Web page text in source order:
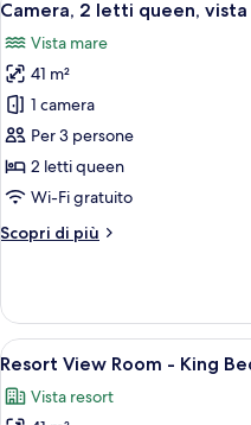
Queen
Beds
View
-
2
Queen
Beds
tutte
le
foto
per
Camera,
2
letti
vista
7
Camera, 2 letti queen,
Vista mare
41 m²
1 camera
Per 3 persone
2 letti queen
Wi-Fi gratuito
Scopri di più
Altri
2
letti
queen,
oceano
Apri
tutte
le
6
Resort View Room - King
Vista resort